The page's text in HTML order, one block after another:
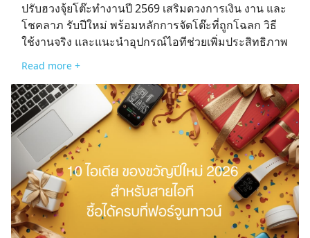
ปรับฮวงจุ้ยโต๊ะทำงานปี 2569 เสริมดวงการเงิน งาน และ
โชคลาภ รับปีใหม่ พร้อมหลักการจัดโต๊ะที่ถูกโฉลก วิธี
ใช้งานจริง และแนะนำอุปกรณ์ไอทีช่วยเพิ่มประสิทธิภาพ
Read more +